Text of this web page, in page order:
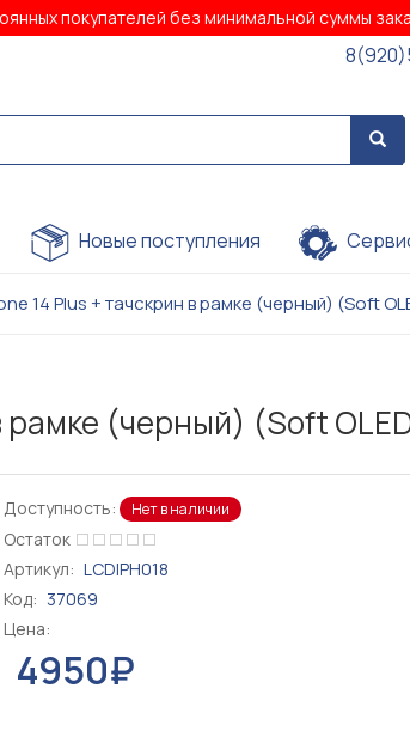
покупателей без минимальной суммы
Новые поступления
14 Plus + тачскрин в рамке (черный) (Soft
рамке (черный) (Soft
Доступность: Нет в наличии
Остаток
Артикул: LCDIPH018
Код: 37069
Цена:
4950₽